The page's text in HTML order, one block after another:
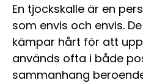
En tjockskalle är en
som envis och envis.
kämpar hårt för att
används ofta i både
sammanhang